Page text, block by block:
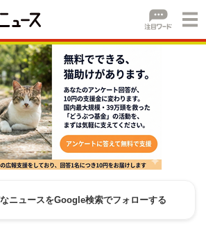
なニュースをGoogle検索でフォローする